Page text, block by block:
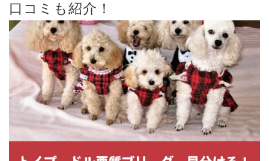
口コミも紹介！